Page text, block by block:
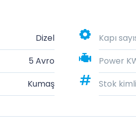
Dizel Kapı
5 Avro Power
Kumaş Stok